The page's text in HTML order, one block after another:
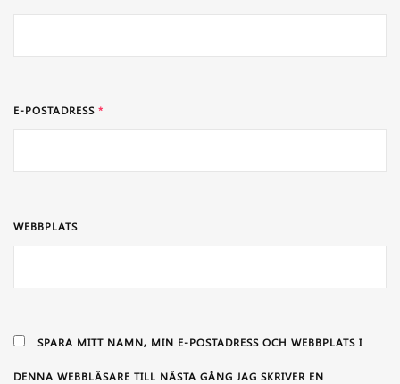
E-POSTADRESS *
WEBBPLATS
SPARA MITT NAMN, MIN E-POSTADRESS OCH WEBBPLATS I
DENNA WEBBLÄSARE TILL NÄSTA GÅNG JAG SKRIVER EN